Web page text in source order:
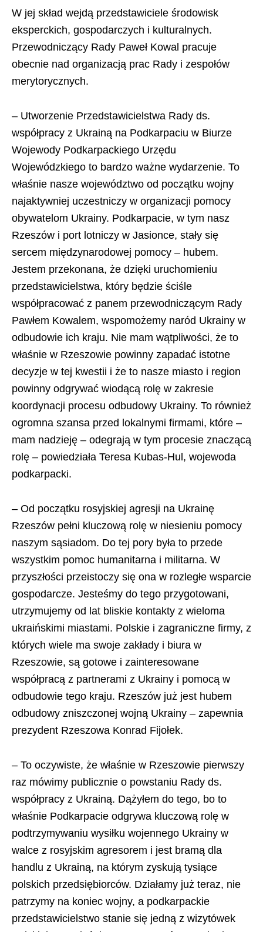
W jej skład wejdą przedstawiciele środowisk
eksperckich, gospodarczych i kulturalnych.
Przewodniczący Rady Paweł Kowal pracuje
obecnie nad organizacją prac Rady i zespołów
merytorycznych.
– Utworzenie Przedstawicielstwa Rady ds.
współpracy z Ukrainą na Podkarpaciu w Biurze
Wojewody Podkarpackiego Urzędu
Wojewódzkiego to bardzo ważne wydarzenie. To
właśnie nasze województwo od początku wojny
najaktywniej uczestniczy w organizacji pomocy
obywatelom Ukrainy. Podkarpacie, w tym nasz
Rzeszów i port lotniczy w Jasionce, stały się
sercem międzynarodowej pomocy – hubem.
Jestem przekonana, że dzięki uruchomieniu
przedstawicielstwa, który będzie ściśle
współpracować z panem przewodniczącym Rady
Pawłem Kowalem, wspomożemy naród Ukrainy w
odbudowie ich kraju. Nie mam wątpliwości, że to
właśnie w Rzeszowie powinny zapadać istotne
decyzje w tej kwestii i że to nasze miasto i region
powinny odgrywać wiodącą rolę w zakresie
koordynacji procesu odbudowy Ukrainy. To również
ogromna szansa przed lokalnymi firmami, które –
mam nadzieję – odegrają w tym procesie znaczącą
rolę – powiedziała Teresa Kubas-Hul, wojewoda
podkarpacki.
– Od początku rosyjskiej agresji na Ukrainę
Rzeszów pełni kluczową rolę w niesieniu pomocy
naszym sąsiadom. Do tej pory była to przede
wszystkim pomoc humanitarna i militarna. W
przyszłości przeistoczy się ona w rozległe wsparcie
gospodarcze. Jesteśmy do tego przygotowani,
utrzymujemy od lat bliskie kontakty z wieloma
ukraińskimi miastami. Polskie i zagraniczne firmy, z
których wiele ma swoje zakłady i biura w
Rzeszowie, są gotowe i zainteresowane
współpracą z partnerami z Ukrainy i pomocą w
odbudowie tego kraju. Rzeszów już jest hubem
odbudowy zniszczonej wojną Ukrainy – zapewnia
prezydent Rzeszowa Konrad Fijołek.
– To oczywiste, że właśnie w Rzeszowie pierwszy
raz mówimy publicznie o powstaniu Rady ds.
współpracy z Ukrainą. Dążyłem do tego, bo to
właśnie Podkarpacie odgrywa kluczową rolę w
podtrzymywaniu wysiłku wojennego Ukrainy w
walce z rosyjskim agresorem i jest bramą dla
handlu z Ukrainą, na którym zyskują tysiące
polskich przedsiębiorców. Działamy już teraz, nie
patrzymy na koniec wojny, a podkarpackie
przedstawicielstwo stanie się jedną z wizytówek